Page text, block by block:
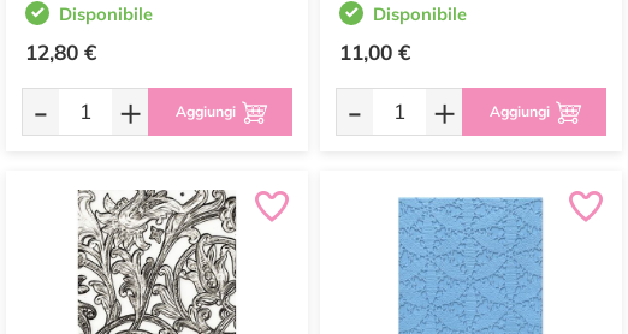
Disponibile
12,80 €
- + Aggiungi
Disponibile
11,00 €
- + Aggiungi